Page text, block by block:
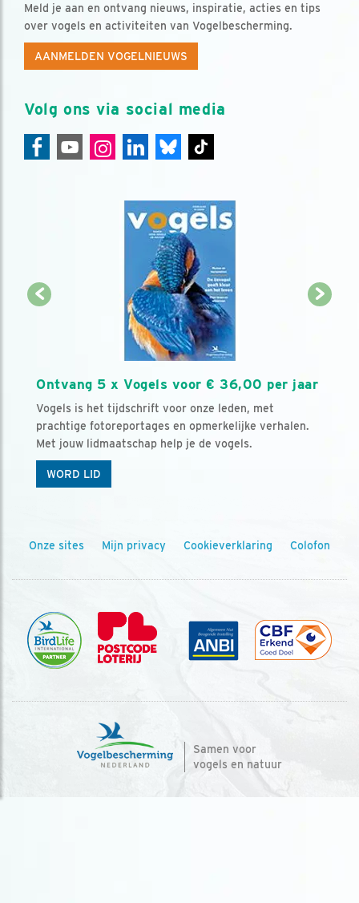
Meld je aan en ontvang nieuws, inspiratie, acties en tips
over vogels en activiteiten van Vogelbescherming.
AANMELDEN VOGELNIEUWS
Volg ons via social media
Ontvang 5 x Vogels voor € 36,00 per jaar
Vogels is het tijdschrift voor onze leden, met
prachtige fotoreportages en opmerkelijke verhalen.
Met jouw lidmaatschap help je de vogels.
WORD LID
Onze sites Mijn privacy Cookieverklaring Colofon
Samen voor
vogels en natuur